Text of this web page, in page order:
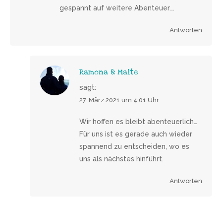
gespannt auf weitere Abenteuer….
Antworten
Ramona & Malte
sagt:
27. März 2021 um 4:01 Uhr
Wir hoffen es bleibt abenteuerlich…
Für uns ist es gerade auch wieder
spannend zu entscheiden, wo es
uns als nächstes hinführt.
Antworten